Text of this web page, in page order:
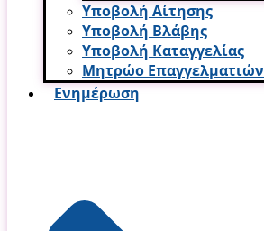
Υποβολή Αίτησης
Υποβολή Βλάβης
Υποβολή Καταγγελίας
Μητρώο Επαγγελματιών
Ενημέρωση